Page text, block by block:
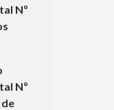
Nº
Nº